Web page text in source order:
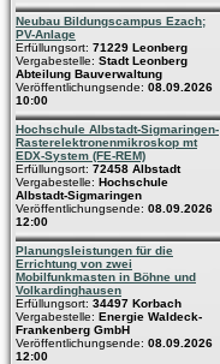
Neubau Bildungscampus Ezach;
PV-Anlage
Erfüllungsort: 71229 Leonberg
Vergabestelle: Stadt Leonberg
Abteilung Bauverwaltung
Veröffentlichungsende: 08.09.2026
10:00
Hochschule Albstadt-Sigmaringen-
Rasterelektronenmikroskop mt
EDX-System (FE-REM)
Erfüllungsort: 72458 Albstadt
Vergabestelle: Hochschule
Albstadt-Sigmaringen
Veröffentlichungsende: 08.09.2026
12:00
Planungsleistungen für die
Errichtung von zwei
Mobilfunkmasten in Böhne und
Volkardinghausen
Erfüllungsort: 34497 Korbach
Vergabestelle: Energie Waldeck-
Frankenberg GmbH
Veröffentlichungsende: 08.09.2026
12:00